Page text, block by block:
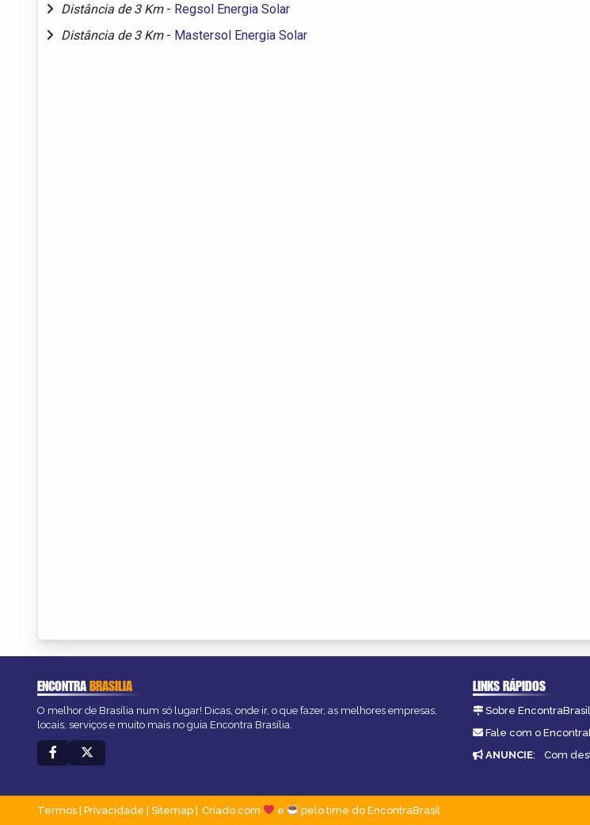
Distância de 3 Km - Regsol Energia Solar
Distância de 3 Km - Mastersol Energia Solar
ENCONTRABRASILIA
O melhor de Brasília num só lugar! Dicas, onde ir, o que fazer, as melhores empresas,
locais, serviços e muito mais no guia Encontra Brasília.
LINKS RÁPIDOS
Sobre
Fale com o
ANUNCIE: Com
Termos Privacidade Sitemap Criado com e pelo time do EncontraBrasil